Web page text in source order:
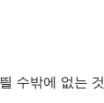
수밖에 없는 것